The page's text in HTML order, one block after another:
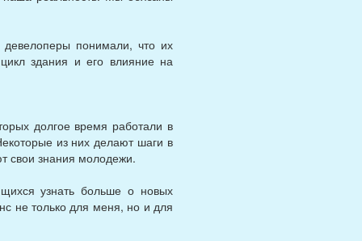
девелоперы понимали, что их
здания и его влияние на
долгое время работали в
из них делают шаги в
свои знания молодежи.
узнать больше о новых
не только для меня, но и для